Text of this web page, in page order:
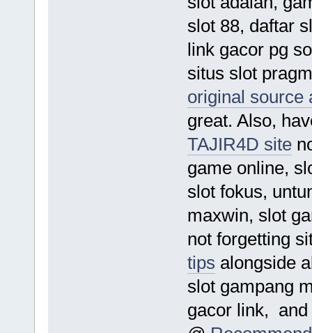
slot 88, daftar
link gacor pg
situs slot
original source
great. Also,
TAJIR4D site
game online,
slot fokus,
maxwin, slot
not forgetting
tips alongside
slot gampang
gacor link, and